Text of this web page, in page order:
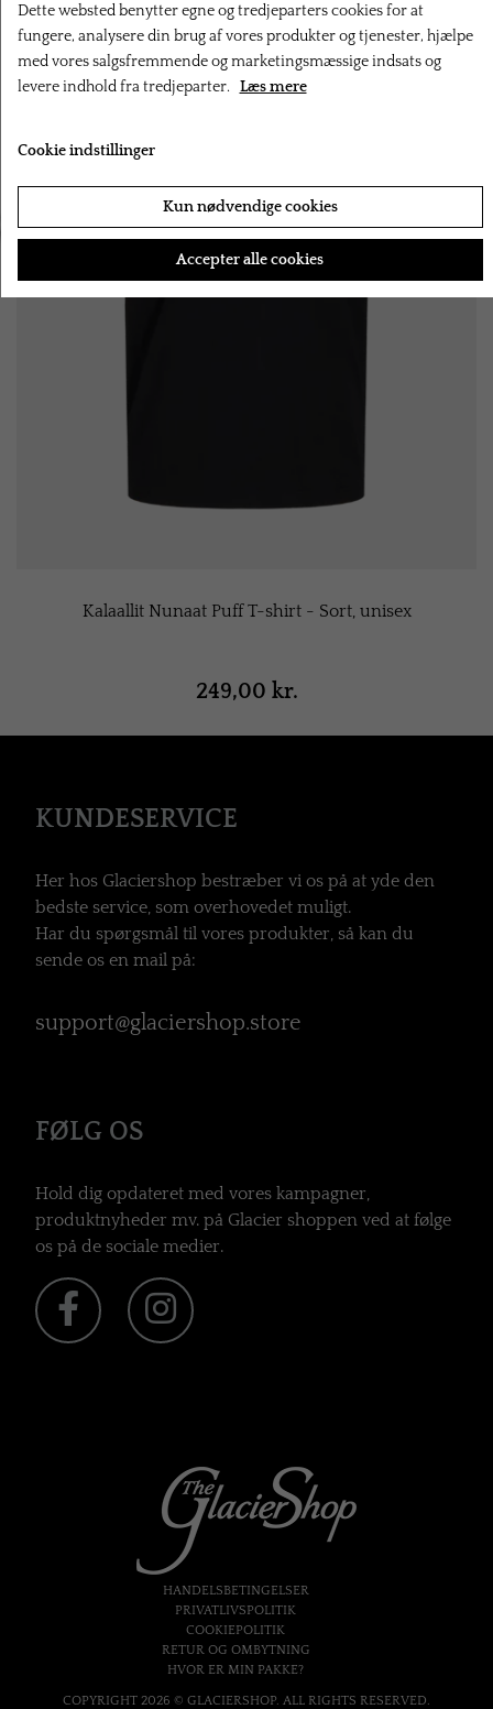
Kalaallit Nunaat Puff T-shirt - Sort, unisex
249,00 kr.
‹ ›
KUNDESERVICE
Her hos Glaciershop bestræber vi os på at yde den
bedste service, som overhovedet muligt.
Har du spørgsmål til vores produkter, så kan du
sende os en mail på:
support@glaciershop.store
FØLG OS
Hold dig opdateret med vores kampagner,
produktnyheder mv. på Glacier shoppen ved at følge
os på de sociale medier.
HANDELSBETINGELSER
PRIVATLIVSPOLITIK
COOKIEPOLITIK
RETUR OG OMBYTNING
HVOR ER MIN PAKKE?
COPYRIGHT 2026 © GLACIERSHOP. ALL RIGHTS RESERVED.
Dette websted benytter egne og tredjeparters cookies for at
fungere, analysere din brug af vores produkter og tjenester, hjælpe
med vores salgsfremmende og marketingsmæssige indsats og
levere indhold fra tredjeparter. Læs mere
Cookie indstillinger
Kun nødvendige cookies
Accepter alle cookies